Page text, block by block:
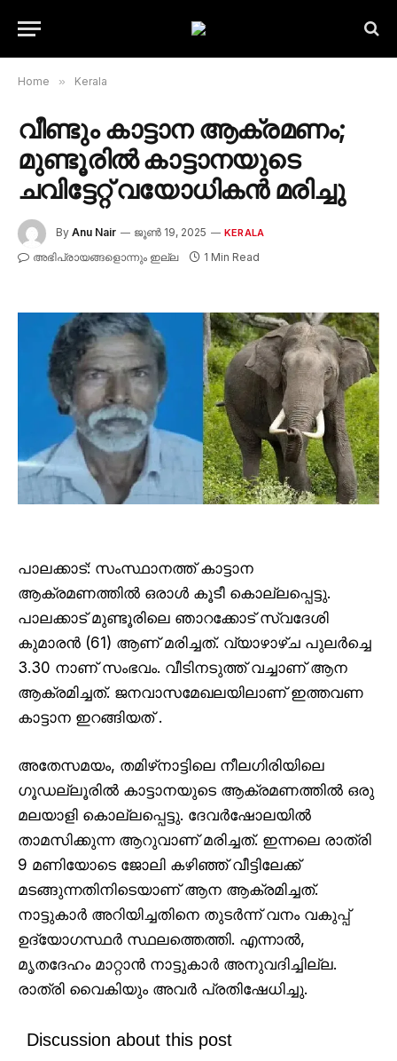
Home » Kerala
വീണ്ടും കാട്ടാന ആക്രമണം;
മുണ്ടൂരിൽ കാട്ടാനയുടെ
ചവിട്ടേറ്റ് വയോധികൻ മരിച്ചു
By Anu Nair ജൂൺ 19, 2025 KERALA
അഭിപ്രായങ്ങളൊന്നും ഇല്ല 1 Min Read
പാലക്കാട്: സംസ്ഥാനത്ത് കാട്ടാന
ആക്രമണത്തിൽ ഒരാൾ കൂടീ കൊല്ലപ്പെട്ടു.
പാലക്കാട് മുണ്ടൂരിലെ ഞാറക്കോട് സ്വദേശി
കുമാരൻ (61) ആണ് മരിച്ചത്. വ്യാഴാഴ്ച പുലർച്ചെ
3.30 നാണ് സംഭവം. വീടിനടുത്ത് വച്ചാണ് ആന
ആക്രമിച്ചത്. ജനവാസമേഖലയിലാണ് ഇത്തവണ
കാട്ടാന ഇറങ്ങിയത് .
അതേസമയം, തമിഴ്‌നാട്ടിലെ നീലഗിരിയിലെ
ഗൂഡല്ലൂരിൽ കാട്ടാനയുടെ ആക്രമണത്തിൽ ഒരു
മലയാളി കൊല്ലപ്പെട്ടു. ദേവർഷോലയിൽ
താമസിക്കുന്ന ആറുവാണ് മരിച്ചത്. ഇന്നലെ രാത്രി
9 മണിയോടെ ജോലി കഴിഞ്ഞ് വീട്ടിലേക്ക്
മടങ്ങുന്നതിനിടെയാണ് ആന ആക്രമിച്ചത്.
നാട്ടുകാർ അറിയിച്ചതിനെ തുടർന്ന് വനം വകുപ്പ്
ഉദ്യോഗസ്ഥർ സ്ഥലത്തെത്തി. എന്നാൽ,
മൃതദേഹം മാറ്റാൻ നാട്ടുകാർ അനുവദിച്ചില്ല.
രാത്രി വൈകിയും അവർ പ്രതിഷേധിച്ചു.
Discussion about this post